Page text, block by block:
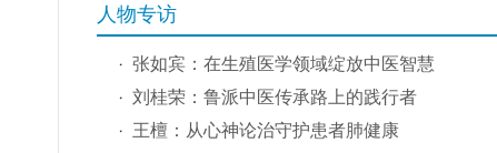
人物专访
张如宾：在生殖医学领域绽放中医智慧
刘桂荣：鲁派中医传承路上的践行者
王檀：从心神论治守护患者肺健康